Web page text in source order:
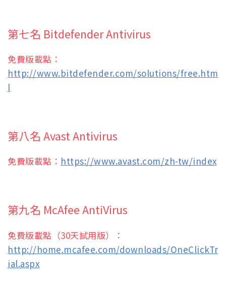
第七名 Bitdefender Antivirus
免費版載點：
http://www.bitdefender.com/solutions/free.htm
l
第八名 Avast Antivirus
免費版載點： https://www.avast.com/zh-tw/index
第九名 McAfee AntiVirus
免費版載點（30天試用版）：
http://home.mcafee.com/downloads/OneClickTr
ial.aspx